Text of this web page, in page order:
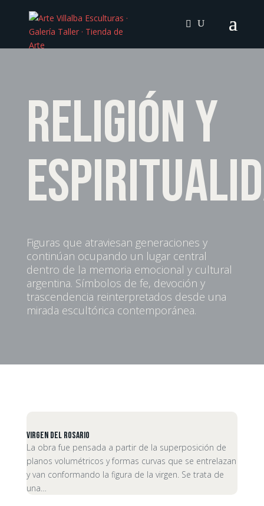
Religión y
Figuras que atraviesan generaciones y
continúan ocupando un lugar central
dentro de la memoria emocional y cultural
argentina. Símbolos de fe, devoción y
trascendencia reinterpretados desde una
mirada escultórica contemporánea.
Virgen del Rosario
La obra fue pensada a partir de la superposición de
planos volumétricos y formas curvas que se entrelazan
y van conformando la figura de la virgen. Se trata de
una…